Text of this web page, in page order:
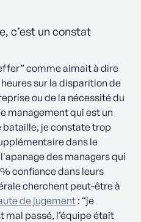
c’est un constat
comme aimait à dire
sur la disparition de
ou de la nécessité du
management qui est un
bataille, je constate trop
dans le
des managers qui
confiance dans leurs
cherchent peut-être à
de jugement : “je
mal passé, l’équipe était